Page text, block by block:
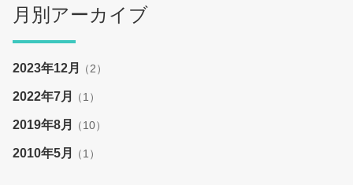
月別アーカイブ
2023年12月 （2）
2022年7月 （1）
2019年8月 （10）
2010年5月 （1）